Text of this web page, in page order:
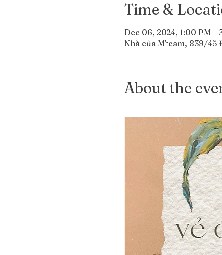
Time &
Dec 06, 2024, 1:00 PM –
Nhà của M'team, 839/45
About the